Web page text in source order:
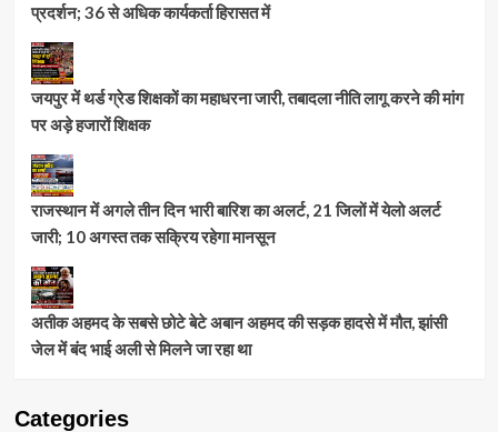
प्रदर्शन; 36 से अधिक कार्यकर्ता हिरासत में
जयपुर में थर्ड ग्रेड शिक्षकों का महाधरना जारी, तबादला नीति लागू करने की मांग
पर अड़े हजारों शिक्षक
राजस्थान में अगले तीन दिन भारी बारिश का अलर्ट, 21 जिलों में येलो अलर्ट
जारी; 10 अगस्त तक सक्रिय रहेगा मानसून
अतीक अहमद के सबसे छोटे बेटे अबान अहमद की सड़क हादसे में मौत, झांसी
जेल में बंद भाई अली से मिलने जा रहा था
Categories